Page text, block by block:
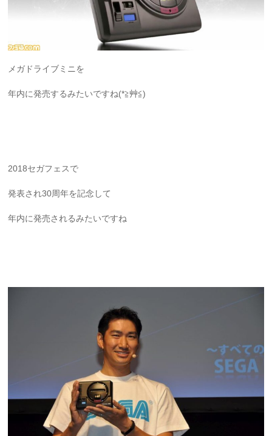
メガドライブミニを
年内に発売するみたいですね(*≧艸≦)
2018セガフェスで
発表され30周年を記念して
年内に発売されるみたいですね